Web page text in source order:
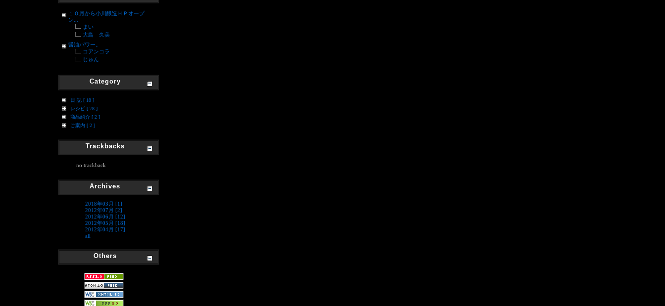
１０月から小川醸造ＨＰオープ
ン...
まい
大島 久美
醤油パワー。
コアンコラ
じゅん
Category
日 記 [ 18 ]
レシピ [ 78 ]
商品紹介 [ 2 ]
ご案内 [ 2 ]
Trackbacks
no trackback
Archives
2018年03月 [1]
2012年07月 [2]
2012年06月 [12]
2012年05月 [18]
2012年04月 [17]
all
Others